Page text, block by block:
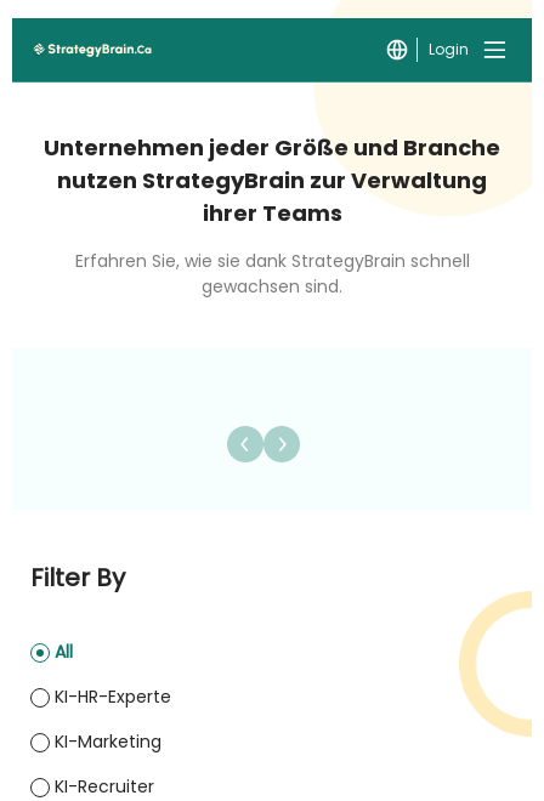
Login
Unternehmen jeder Größe und Branche
nutzen StrategyBrain zur Verwaltung
ihrer Teams
Erfahren Sie, wie sie dank StrategyBrain schnell
gewachsen sind.
Filter By
All
KI-HR-Experte
KI-Marketing
KI-Recruiter